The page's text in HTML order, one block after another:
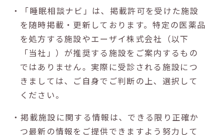
・「睡眠相談ナビ」は、掲載許可を受けた施設
を随時掲載・更新しております。特定の医薬品
を処方する施設やエーザイ株式会社（以下
「当社」）が推奨する施設をご案内するもの
ではありません。実際に受診される施設につ
きましては、ご自身でご判断の上、選択して
ください。
・掲載施設に関する情報は、できる限り正確か
つ最新の情報をご提供できますよう努力して